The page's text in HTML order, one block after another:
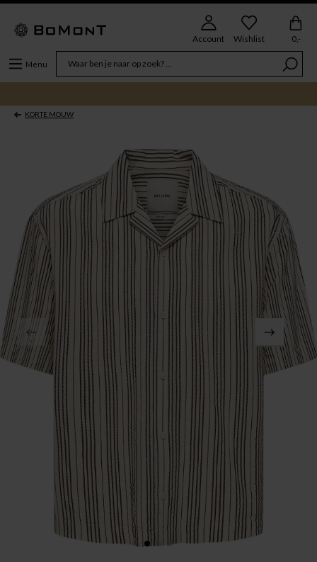
Menu
Account Wishlist 0,-
KORTE MOUW